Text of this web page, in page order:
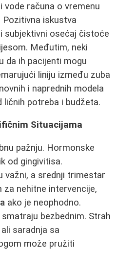
računa o vremenu
iskustva
subjektivni osećaj čistoće
Međutim, neki
da ih pacijenti mogu
liniju između zuba
i naprednih modela
ličnih potreba i budžeta.
Situacijama
pažnju. Hormonske
od gingivitisa.
važni, a srednji trimestar
nehitne intervencije,
ako je neophodno.
bezbednim. Strah
saradnja sa
može pružiti